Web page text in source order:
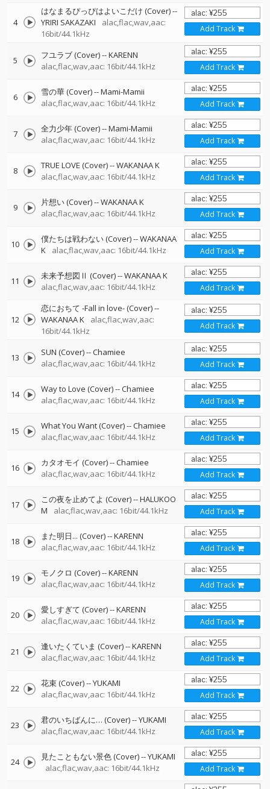
4
はなまるぴっぴはよいこだけ (Cover)--
YRIRI SAKAZAKI
alac,flac,wav,aac:
16bit/44.1kHz
Add Track
5 フユラブ (Cover)--KARENN
alac,flac,wav,aac: 16bit/44.1kHz
Add Track
6 雪の華 (Cover)--Mami-Mamii
alac,flac,wav,aac: 16bit/44.1kHz
Add Track
7 全力少年 (Cover)--Mami-Mamii
alac,flac,wav,aac: 16bit/44.1kHz
Add Track
8 TRUE LOVE (Cover)--WAKANAA K
alac,flac,wav,aac: 16bit/44.1kHz
Add Track
9 片想い (Cover)--WAKANAA K
alac,flac,wav,aac: 16bit/44.1kHz
Add Track
10 僕たちは戦わない (Cover)--WAKANAA
K
alac,flac,wav,aac: 16bit/44.1kHz Add Track
11 未来予想図Ⅱ (Cover)--WAKANAA K
alac,flac,wav,aac: 16bit/44.1kHz
Add Track
12
恋におちて -Fall in love- (Cover)--
WAKANAA K
alac,flac,wav,aac:
16bit/44.1kHz
Add Track
13 SUN (Cover)--Chamiee
alac,flac,wav,aac: 16bit/44.1kHz
Add Track
14 Way to Love (Cover)--Chamiee
alac,flac,wav,aac: 16bit/44.1kHz
Add Track
15 What You Want (Cover)--Chamiee
alac,flac,wav,aac: 16bit/44.1kHz
Add Track
16 カタオモイ (Cover)--Chamiee
alac,flac,wav,aac: 16bit/44.1kHz
Add Track
17 この夜を止めてよ (Cover)--HALUKOO
M
alac,flac,wav,aac: 16bit/44.1kHz Add Track
18 また明日... (Cover)--KARENN
alac,flac,wav,aac: 16bit/44.1kHz
Add Track
19 モノクロ (Cover)--KARENN
alac,flac,wav,aac: 16bit/44.1kHz
Add Track
20 愛しすぎて (Cover)--KARENN
alac,flac,wav,aac: 16bit/44.1kHz
Add Track
21 逢いたくていま (Cover)--KARENN
alac,flac,wav,aac: 16bit/44.1kHz
Add Track
22 花束 (Cover)--YUKAMI
alac,flac,wav,aac: 16bit/44.1kHz
Add Track
23 君のいちばんに… (Cover)--YUKAMI
alac,flac,wav,aac: 16bit/44.1kHz
Add Track
24 見たこともない景色 (Cover)--YUKAMI
alac,flac,wav,aac: 16bit/44.1kHz
Add Track